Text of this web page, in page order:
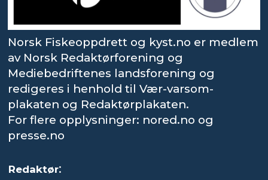
Norsk Fiskeoppdrett og kyst.no er medlem
av Norsk Redaktørforening og
Mediebedriftenes landsforening og
redigeres i henhold til Vær-varsom-
plakaten og Redaktørplakaten.
For flere opplysninger: nored.no og
presse.no
Redaktør: